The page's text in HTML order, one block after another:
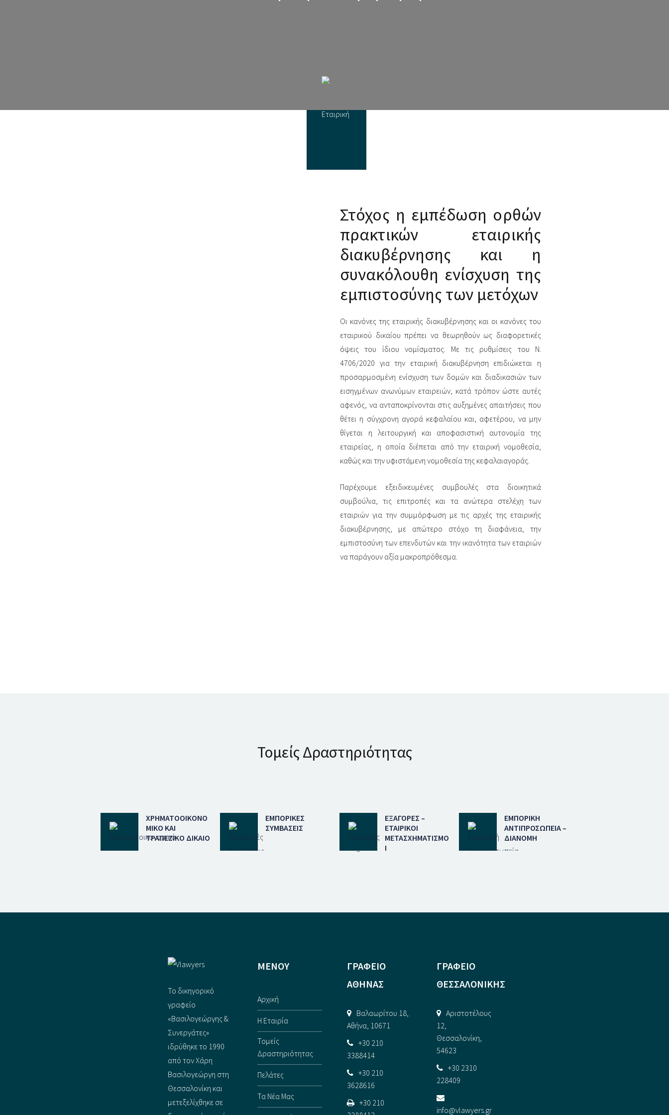
Στόχος η εμπέδωση ορθών
πρακτικών εταιρικής
διακυβέρνησης και η
συνακόλουθη ενίσχυση της
εμπιστοσύνης των μετόχων
Οι κανόνες της εταιρικής διακυβέρνησης και οι κανόνες του
εταιρικού δικαίου πρέπει να θεωρηθούν ως διαφορετικές
όψεις του ίδιου νομίσματος. Με τις ρυθμίσεις του Ν.
4706/2020 για την εταιρική διακυβέρνηση επιδιώκεται η
προσαρμοσμένη ενίσχυση των δομών και διαδικασιών των
εισηγμένων ανωνύμων εταιρειών, κατά τρόπον ώστε αυτές
αφενός, να ανταποκρίνονται στις αυξημένες απαιτήσεις που
θέτει η σύγχρονη αγορά κεφαλαίου και, αφετέρου, να μην
θίγεται η λειτουργική και αποφασιστική αυτονομία της
εταιρείας, η οποία διέπεται από την εταιρική νομοθεσία,
καθώς και την υφιστάμενη νομοθεσία της κεφαλαιαγοράς.
Παρέχουμε εξειδικευμένες συμβουλές στα διοικητικά
συμβούλια, τις επιτροπές και τα ανώτερα στελέχη των
εταιριών για την συμμόρφωση με τις αρχές της εταιρικής
διακυβέρνησης, με απώτερο στόχο τη διαφάνεια, την
εμπιστοσύνη των επενδυτών και την ικανότητα των εταιριών
να παράγουν αξία μακροπρόθεσμα.
Τομείς Δραστηριότητας
ΧΡΗΜΑΤΟΟΙΚΟΝΟ
ΜΙΚΌ ΚΑΙ
ΤΡΑΠΕΖΙΚΌ ΔΊΚΑΙΟ
ΕΜΠΟΡΙΚΈΣ
ΣΥΜΒΆΣΕΙΣ
ΕΞΑΓΟΡΈΣ –
ΕΤΑΙΡΙΚΟΊ
ΜΕΤΑΣΧΗΜΑΤΙΣΜΟ
Ί
ΕΜΠΟΡΙΚΉ
ΑΝΤΙΠΡΟΣΩΠΕΊΑ –
ΔΙΑΝΟΜΉ
Το δικηγορικό
γραφείο
«Βασιλογεώργης &
Συνεργάτες»
ιδρύθηκε το 1990
από τον Χάρη
Βασιλογεώργη στη
Θεσσαλονίκη και
μετεξελίχθηκε σε
ΜΕΝΟΥ
Αρχική
Η Εταιρία
Τομείς
Δραστηριότητας
Πελάτες
Τα Νέα Μας
ΓΡΑΦΕΙΟ
ΑΘΗΝΑΣ
Βαλαωρίτου 18,
Αθήνα, 10671
+30 210
3388414
+30 210
3628616
+30 210
ΓΡΑΦΕΙΟ
ΘΕΣΣΑΛΟΝΙΚΗΣ
Αριστοτέλους
12,
Θεσσαλονίκη,
54623
+30 2310
228409
info@vlawyers.gr